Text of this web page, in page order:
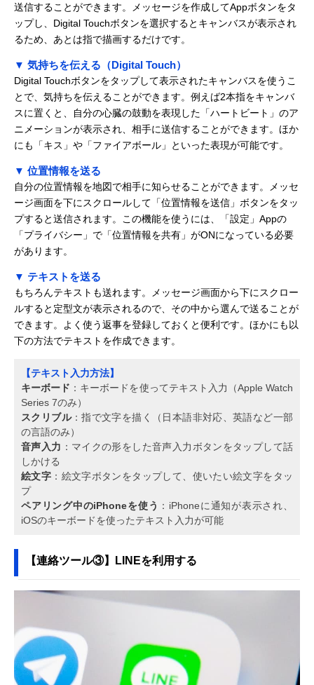
送信することができます。メッセージを作成してAppボタンをタ
ップし、Digital Touchボタンを選択するとキャンバスが表示され
るため、あとは指で描画するだけです。
▼ 気持ちを伝える（Digital Touch）
Digital Touchボタンをタップして表示されたキャンバスを使うこ
とで、気持ちを伝えることができます。例えば2本指をキャンバ
スに置くと、自分の心臓の鼓動を表現した「ハートビート」のア
ニメーションが表示され、相手に送信することができます。ほか
にも「キス」や「ファイアボール」といった表現が可能です。
▼ 位置情報を送る
自分の位置情報を地図で相手に知らせることができます。メッセ
ージ画面を下にスクロールして「位置情報を送信」ボタンをタッ
プすると送信されます。この機能を使うには、「設定」Appの
「プライバシー」で「位置情報を共有」がONになっている必要
があります。
▼ テキストを送る
もちろんテキストも送れます。メッセージ画面から下にスクロー
ルすると定型文が表示されるので、その中から選んで送ることが
できます。よく使う返事を登録しておくと便利です。ほかにも以
下の方法でテキストを作成できます。
【テキスト入力方法】
キーボード ：キーボードを使ってテキスト入力（Apple Watch
Series 7のみ）
スクリブル：指で文字を描く（日本語非対応、英語など一部
の言語のみ）
音声入力 ：マイクの形をした音声入力ボタンをタップして話
しかける
絵文字 ：絵文字ボタンをタップして、使いたい絵文字をタッ
プ
ペアリング中のiPhoneを使う ：iPhoneに通知が表示され、
iOSのキーボードを使ったテキスト入力が可能
【連絡ツール③】LINEを利用する